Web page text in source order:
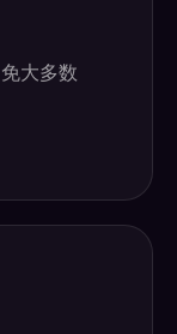
大多数